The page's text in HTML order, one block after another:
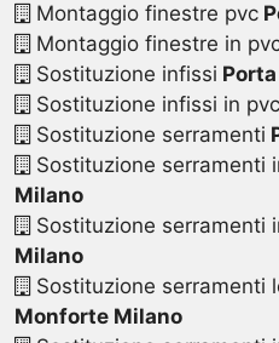
Montaggio finestre pvc
Montaggio finestre in
Sostituzione infissi
Sostituzione infissi in pvc
Sostituzione serramenti
Sostituzione serramenti
Milano
Sostituzione serramenti
Milano
Sostituzione serramenti
Monforte Milano